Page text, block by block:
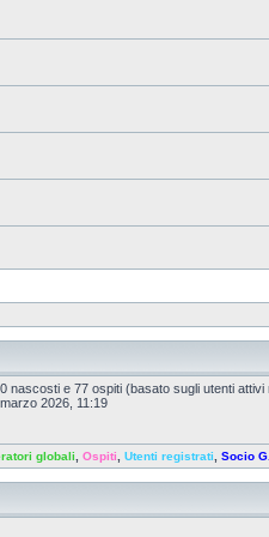
nascosti e 77 ospiti (basato sugli utenti attivi
2026, 11:19
globali Ospiti Utenti registrati Socio